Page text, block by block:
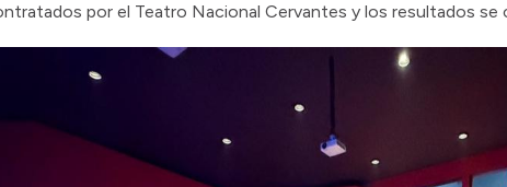
por el Teatro Nacional Cervantes y los resultados se